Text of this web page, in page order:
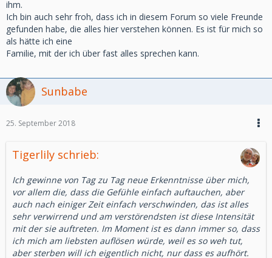
ihm.
Ich bin auch sehr froh, dass ich in diesem Forum so viele Freunde
gefunden habe, die alles hier verstehen können. Es ist für mich so
als hätte ich eine
Familie, mit der ich über fast alles sprechen kann.
Sunbabe
25. September 2018
Tigerlily schrieb:
Ich gewinne von Tag zu Tag neue Erkenntnisse über mich,
vor allem die, dass die Gefühle einfach auftauchen, aber
auch nach einiger Zeit einfach verschwinden, das ist alles
sehr verwirrend und am verstörendsten ist diese Intensität
mit der sie auftreten. Im Moment ist es dann immer so, dass
ich mich am liebsten auflösen würde, weil es so weh tut,
aber sterben will ich eigentlich nicht, nur dass es aufhört.